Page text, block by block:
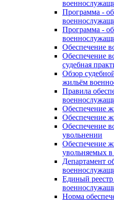
Программа -
Программа -
Обеспечение
Обеспечение
судебная
Обзор
жильём
Правила
Обеспечение
Обеспечение
Обеспечение
увольнении
Обеспечение
увольняемых в
Департамент
Единый
Норма